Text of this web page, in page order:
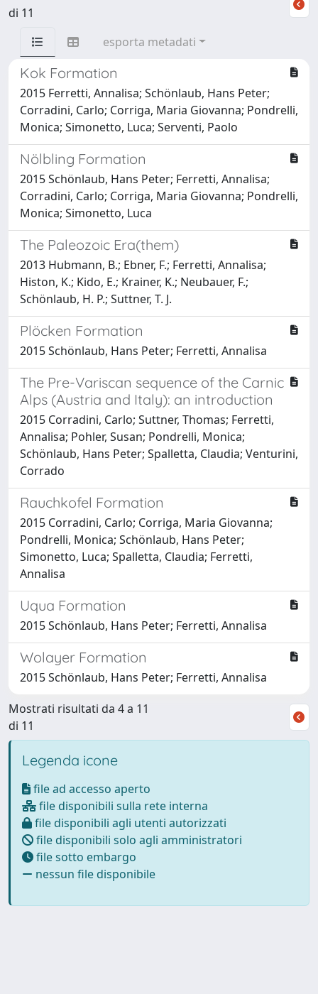
di 11
esporta metadati
Kok Formation
2015 Ferretti, Annalisa; Schönlaub, Hans Peter;
Corradini, Carlo; Corriga, Maria Giovanna; Pondrelli,
Monica; Simonetto, Luca; Serventi, Paolo
Nölbling Formation
2015 Schönlaub, Hans Peter; Ferretti, Annalisa;
Corradini, Carlo; Corriga, Maria Giovanna; Pondrelli,
Monica; Simonetto, Luca
The Paleozoic Era(them)
2013 Hubmann, B.; Ebner, F.; Ferretti, Annalisa;
Histon, K.; Kido, E.; Krainer, K.; Neubauer, F.;
Schönlaub, H. P.; Suttner, T. J.
Plöcken Formation
2015 Schönlaub, Hans Peter; Ferretti, Annalisa
The Pre-Variscan sequence of the Carnic
Alps (Austria and Italy): an introduction
2015 Corradini, Carlo; Suttner, Thomas; Ferretti,
Annalisa; Pohler, Susan; Pondrelli, Monica;
Schönlaub, Hans Peter; Spalletta, Claudia; Venturini,
Corrado
Rauchkofel Formation
2015 Corradini, Carlo; Corriga, Maria Giovanna;
Pondrelli, Monica; Schönlaub, Hans Peter;
Simonetto, Luca; Spalletta, Claudia; Ferretti,
Annalisa
Uqua Formation
2015 Schönlaub, Hans Peter; Ferretti, Annalisa
Wolayer Formation
2015 Schönlaub, Hans Peter; Ferretti, Annalisa
Mostrati risultati da 4 a 11
di 11
Legenda icone
file ad accesso aperto
file disponibili sulla rete interna
file disponibili agli utenti autorizzati
file disponibili solo agli amministratori
file sotto embargo
nessun file disponibile